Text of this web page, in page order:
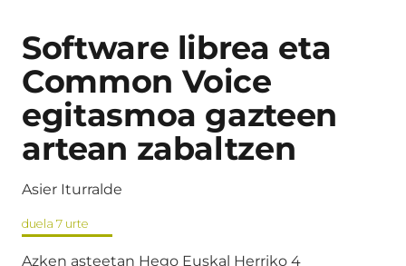
Software librea eta
Common Voice
egitasmoa gazteen
artean zabaltzen
Asier Iturralde
duela 7 urte
Azken asteetan Hego Euskal Herriko 4